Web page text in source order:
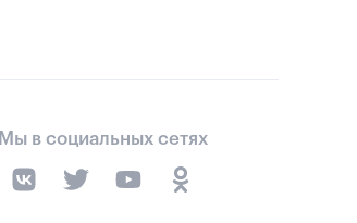
Мы в социальных сетях